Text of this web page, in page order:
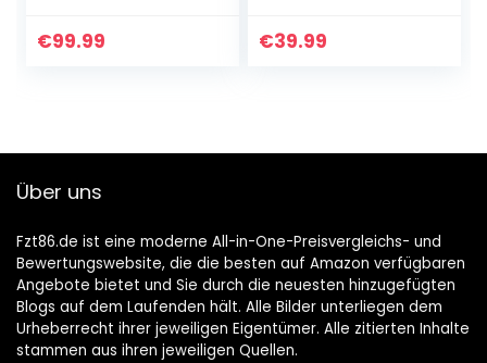
Aktiver
€99.99
Funk-/Ladestation
€39.99
Über uns
Fzt86.de ist eine moderne All-in-One-Preisvergleichs- und
Bewertungswebsite, die die besten auf Amazon verfügbaren
Angebote bietet und Sie durch die neuesten hinzugefügten
Blogs auf dem Laufenden hält. Alle Bilder unterliegen dem
Urheberrecht ihrer jeweiligen Eigentümer. Alle zitierten Inhalte
stammen aus ihren jeweiligen Quellen.